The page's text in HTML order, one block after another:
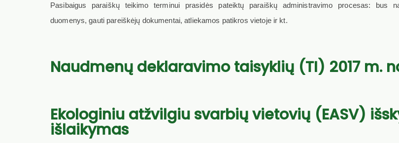
Pasibaigus paraiškų teikimo terminui prasidės pateiktų paraiškų administravimo procesas: bus
duomenys, gauti pareiškėjų dokumentai, atliekamos patikros vietoje ir kt.
Naudmenų deklaravimo taisyklių (TI) 2017m.
Ekologiniu atžvilgiu svarbių vietovių (EASV)
išlaikymas